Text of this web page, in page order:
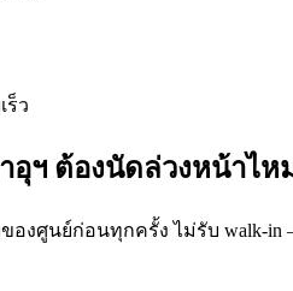
ร็ว
ฯ ต้องนัดล่วงหน้าไห
องศูนย์ก่อนทุกครั้ง ไม่รับ walk-